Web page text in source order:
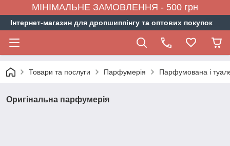
МІНІМАЛЬНЕ ЗАМОВЛЕННЯ - 500 грн
Інтернет-магазин для дропшиппінгу та оптових покупок
Товари та послуги Парфумерія Парфумована і
Оригінальна парфумерія